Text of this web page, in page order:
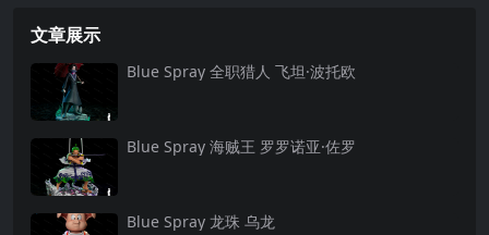
文章展示
Blue Spray 全职猎人 飞坦·波托欧
Blue Spray 海贼王 罗罗诺亚·佐罗
Blue Spray 龙珠 乌龙